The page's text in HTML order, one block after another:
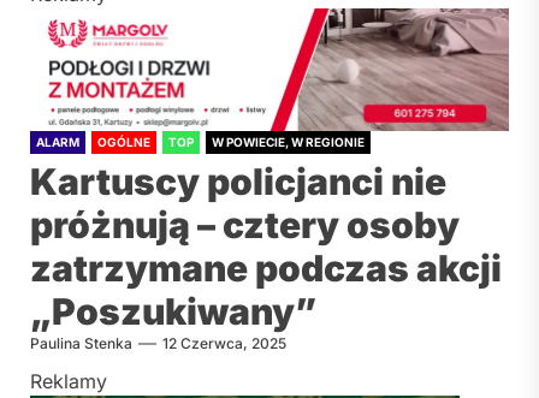
ALARM OGÓLNE TOP W POWIECIE, W REGIONIE
Kartuscy policjanci nie
próżnują – cztery osoby
zatrzymane podczas akcji
„Poszukiwany”
Paulina Stenka 12 Czerwca, 2025
Reklamy